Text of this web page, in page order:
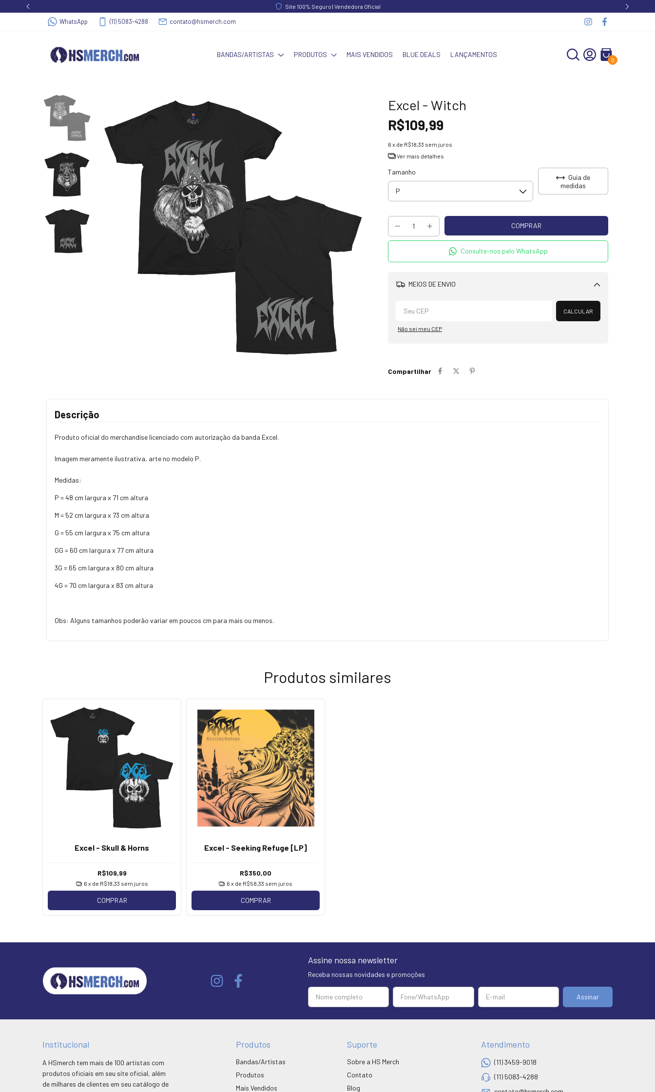
Site 100% Seguro | Vendedora Oficial
WhatsApp (11) 5083-4288 contato@hsmerch.com
BANDAS/ARTISTAS PRODUTOS MAIS VENDIDOS BLUE DEALS LANÇAMENTOS
0
Excel - Witch
R$109,99
6 x de R$18,33 sem juros
Ver mais detalhes
Tamanho
Guia de
medidas
Consulte-nos pelo WhatsApp
MEIOS DE ENVIO
Alterar CEP
CALCULAR
Não sei meu CEP
Compartilhar
Descrição
Produto oficial do merchandise licenciado com autorização da banda Excel.
Imagem meramente ilustrativa, arte no modelo P.
Medidas:
P = 48 cm largura x 71 cm altura
M = 52 cm largura x 73 cm altura
G = 55 cm largura x 75 cm altura
GG = 60 cm largura x 77 cm altura
3G = 65 cm largura x 80 cm altura
4G = 70 cm largura x 83 cm altura
Obs: Alguns tamanhos poderão variar em poucos cm para mais ou menos.
Produtos similares
Excel - Skull & Horns
R$109,99
6 x de R$18,33 sem juros
COMPRAR
Excel - Seeking Refuge [LP]
R$350,00
6 x de R$58,33 sem juros
COMPRAR
Assine nossa newsletter
Receba nossas novidades e promoções
Institucional
A HSmerch tem mais de 100 artistas com
produtos oficiais em seu site oficial, além
de milhares de clientes em seu catálogo de
Produtos
Bandas/Artistas
Produtos
Mais Vendidos
Suporte
Sobre a HS Merch
Contato
Blog
Atendimento
(11) 3459-9018
(11) 5083-4288